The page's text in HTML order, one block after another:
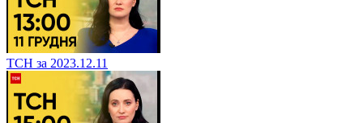
ТСН за 2023.12.11